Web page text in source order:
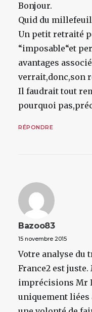
Bonjour.
Quid du
Un petit retraité
“imposable“et
avantages
verrait,donc,son
Il faudrait tout
pourquoi
RÉPONDRE
Bazoo83
15 novembre 2015
Votre analyse du
France2 est juste.
imprécisions Mr
uniquement liées